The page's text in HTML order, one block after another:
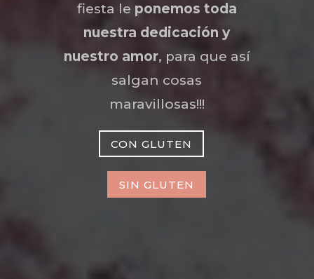
fiesta le ponemos toda
nuestra dedicación y
nuestro amor, para que así
salgan cosas
maravillosas!!!
CON GLUTEN
SIN GLUTEN